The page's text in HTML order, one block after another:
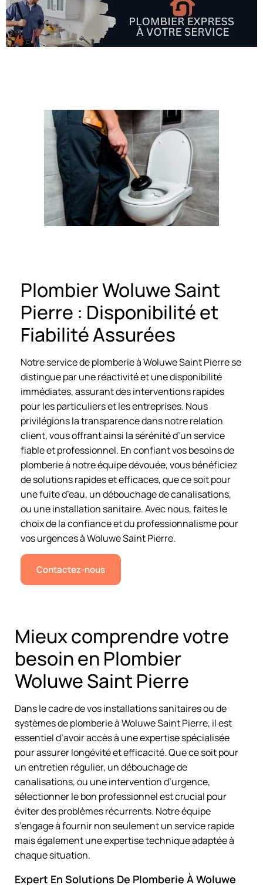
Plombier Woluwe Saint
Pierre : Disponibilité et
Fiabilité Assurées
Notre service de plomberie à Woluwe Saint Pierre se
distingue par une réactivité et une disponibilité
immédiates, assurant des interventions rapides
pour les particuliers et les entreprises. Nous
privilégions la transparence dans notre relation
client, vous offrant ainsi la sérénité d’un service
fiable et professionnel. En confiant vos besoins de
plomberie à notre équipe dévouée, vous bénéficiez
de solutions rapides et efficaces, que ce soit pour
une fuite d’eau, un débouchage de canalisations,
ou une installation sanitaire. Avec nous, faites le
choix de la confiance et du professionnalisme pour
vos urgences à Woluwe Saint Pierre.
Contactez-nous
Mieux comprendre votre
besoin en Plombier
Woluwe Saint Pierre
Dans le cadre de vos installations sanitaires ou de
systèmes de plomberie à Woluwe Saint Pierre, il est
essentiel d’avoir accès à une expertise spécialisée
pour assurer longévité et efficacité. Que ce soit pour
un entretien régulier, un débouchage de
canalisations, ou une intervention d’urgence,
sélectionner le bon professionnel est crucial pour
éviter des problèmes récurrents. Notre équipe
s’engage à fournir non seulement un service rapide
mais également une expertise technique adaptée à
chaque situation.
Expert En Solutions De Plomberie À Woluwe